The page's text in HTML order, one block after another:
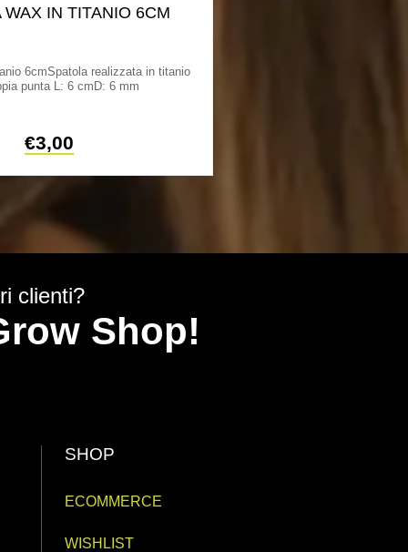
WAX IN TITANIO 6CM
6cmSpatola realizzata in titanio
punta L: 6 cmD: 6 mm
€3,00
clienti?
Shop!
SHOP
ECOMMERCE
WISHLIST